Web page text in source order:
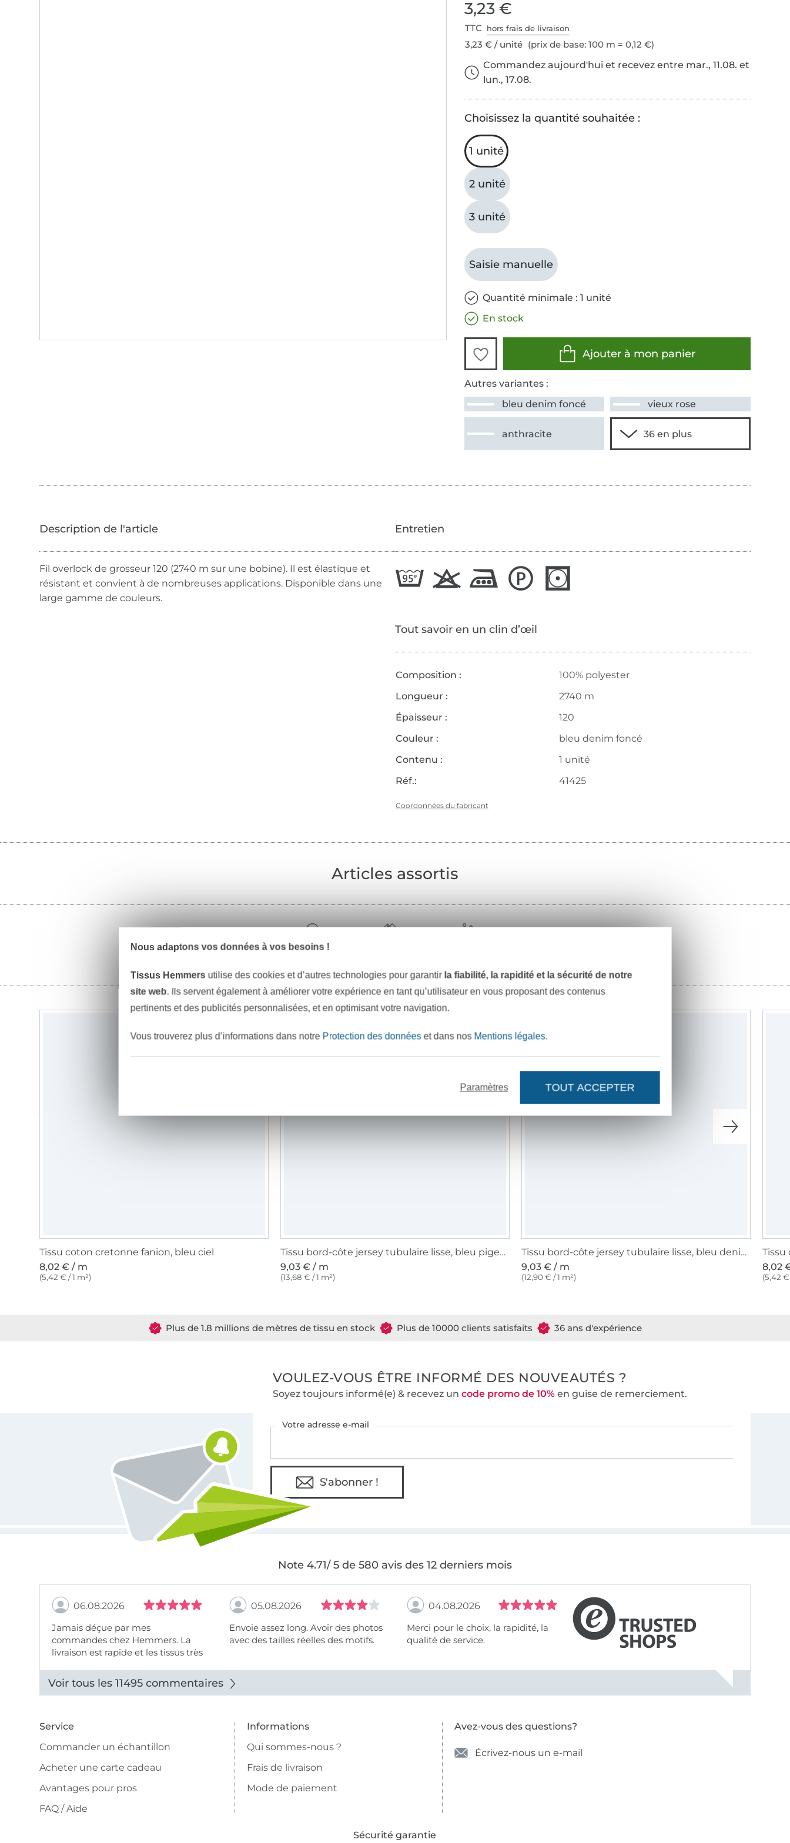
3,23 €
TTC hors frais de livraison
3,23 € / unité (prix de base: 100 m = 0,12 €)
Commandez aujourd'hui et recevez entre mar., 11.08. et
lun., 17.08.
Choisissez la quantité souhaitée :
1 unité
2 unité
3 unité
Saisie manuelle
Quantité minimale : 1 unité
En stock
Ajouter à mon panier
Autres variantes :
bleu denim foncé
vieux rose
anthracite
Fil overlock de grosseur 120 (2740 m sur une bobine). Il est élastique et
résistant et convient à de nombreuses applications. Disponible dans une
large gamme de couleurs.
Entretien
Tout savoir en un clin d’œil
Composition :
100% polyester
Longueur :
2740 m
Épaisseur :
120
Couleur :
bleu denim foncé
Contenu :
1 unité
Réf.:
41425
Coordonnées du fabricant
Articles assortis
Tissu coton cretonne fanion, bleu ciel
8,02 € / m
(5,42 € / 1 m²)
Tissu bord-côte jersey tubulaire lisse, bleu pigeon
9,03 € / m
(13,68 € / 1 m²)
Tissu bord-côte jersey tubulaire lisse, bleu denim
9,03 € / m
(12,90 € / 1 m²)
8,02
(5,42 €
Plus de 1.8 millions de mètres de tissu en stock Plus de 10000 clients satisfaits 36 ans d'expérience
VOULEZ-VOUS ÊTRE INFORMÉ DES NOUVEAUTÉS ?
Soyez toujours informé(e) & recevez un code promo de 10%en guise de remerciement.
Votre adresse e-mail
S'abonner !
Note 4.71/ 5 de 580 avis des 12 derniers mois
06.08.2026
Jamais déçue par mes
commandes chez Hemmers. La
livraison est rapide et les tissus très
05.08.2026
Envoie assez long. Avoir des photos
avec des tailles réelles des motifs.
04.08.2026
Merci pour le choix, la rapidité, la
qualité de service.
Voir tous les 11495 commentaires
Service
Commander un échantillon
Acheter une carte cadeau
Avantages pour pros
FAQ / Aide
Informations
Qui sommes-nous ?
Frais de livraison
Mode de paiement
Avez-vous des questions?
Écrivez-nous un e-mail
Sécurité garantie
Nous adaptons vos données à vos besoins !
Tissus Hemmers utilise des cookies et d’autres technologies pour garantir la fiabilité, la rapidité et la sécurité de notre
site web. Ils servent également à améliorer votre expérience en tant qu’utilisateur en vous proposant des contenus
pertinents et des publicités personnalisées, et en optimisant votre navigation.
Vous trouverez plus d’informations dans notre Protection des donnéeset dans nos Mentions légales.
Paramètres TOUT ACCEPTER